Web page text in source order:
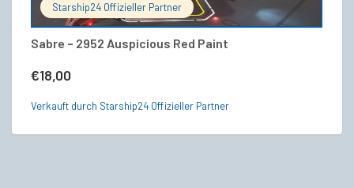
Starship24 Offizieller Partner
Sabre – 2952 Auspicious Red Paint
€18,00
Verkauft durch Starship24 Offizieller Partner